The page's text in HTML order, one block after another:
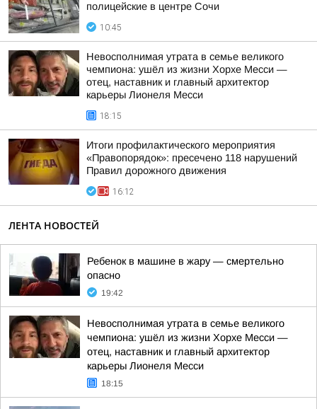
полицейские в центре Сочи
10:45
Невосполнимая утрата в семье великого
чемпиона: ушёл из жизни Хорхе Месси —
отец, наставник и главный архитектор
карьеры Лионеля Месси
18:15
Итоги профилактического мероприятия
«Правопорядок»: пресечено 118 нарушений
Правил дорожного движения
16:12
ЛЕНТА НОВОСТЕЙ
Ребенок в машине в жару — смертельно
опасно
19:42
Невосполнимая утрата в семье великого
чемпиона: ушёл из жизни Хорхе Месси —
отец, наставник и главный архитектор
карьеры Лионеля Месси
18:15